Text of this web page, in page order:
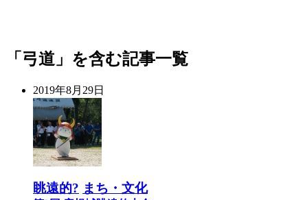
「弓道」を含む記事一覧
2019年8月29日
眺遠的? まち・文化